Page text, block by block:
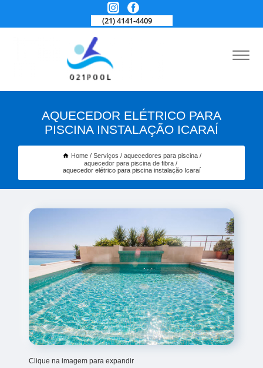
(21) 4141-4409
AQUECEDOR ELÉTRICO PARA
PISCINA INSTALAÇÃO ICARAÍ
Home Serviços
aquecedores para piscina
aquecedor para piscina de fibra
aquecedor elétrico para piscina instalação Icaraí
Clique na imagem para expandir